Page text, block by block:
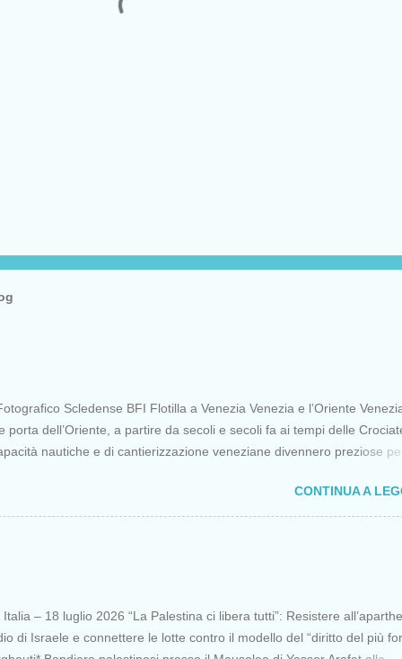
Scledense BFI Flotilla a Venezia Venezia e l’Oriente
porta dell’Oriente, a partire da secoli e secoli fa ai tempi delle
nautiche e di cantierizzazione veneziane divennero preziose
vantaggi strategici fondamentali e alla lunga portarono alla
erano i tempi della quarta crociata nei primi anni del Duecento.
da Barcellona il 12 aprile per una missione non violenta che ha
principali quello di portare aiuti a...
CONTINUA A
– 18 luglio 2026 “La Palestina ci libera tutti”: Resistere
di Israele e connettere le lotte contro il modello del “diritto del più